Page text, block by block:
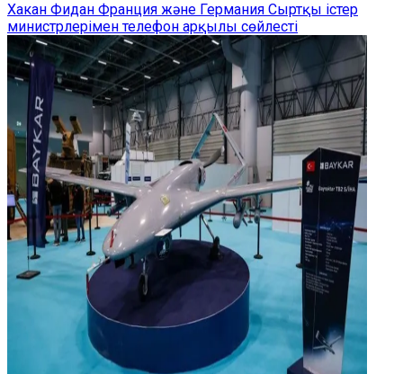
Хакан Фидан Франция және Германия Сыртқы істер
министрлерімен телефон арқылы сөйлесті